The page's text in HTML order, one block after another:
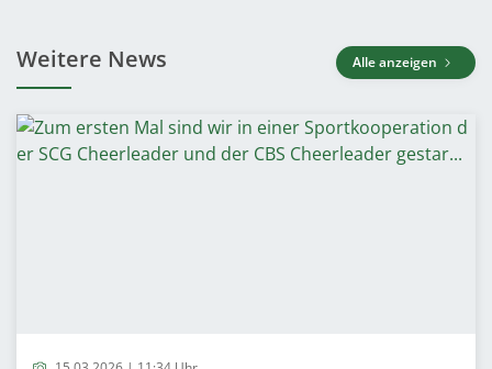
Weitere News Alle anzeigen